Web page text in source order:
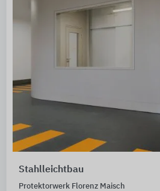
Stahlleichtbau
Protektorwerk Florenz Maisch